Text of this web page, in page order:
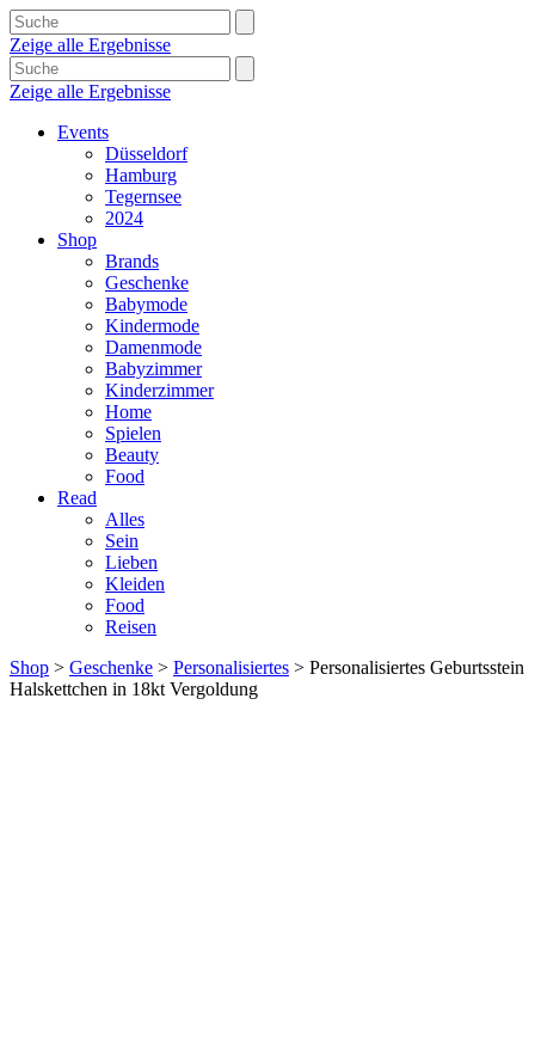
Zeige alle Ergebnisse
Zeige alle Ergebnisse
Events
Düsseldorf
Hamburg
Tegernsee
2024
Shop
Brands
Geschenke
Babymode
Kindermode
Damenmode
Babyzimmer
Kinderzimmer
Home
Spielen
Beauty
Food
Read
Alles
Sein
Lieben
Kleiden
Food
Reisen
Shop > Geschenke > Personalisiertes > Personalisiertes Geburtsstein
Halskettchen in 18kt Vergoldung